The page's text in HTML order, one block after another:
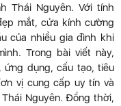
Thái Nguyên. Với tính
mắt, cửa kính cường
của nhiều gia đình khi
Trong bài viết này,
ứng dụng, cấu tạo, tiêu
vị cung cấp uy tín và
Nguyên. Đồng thời,